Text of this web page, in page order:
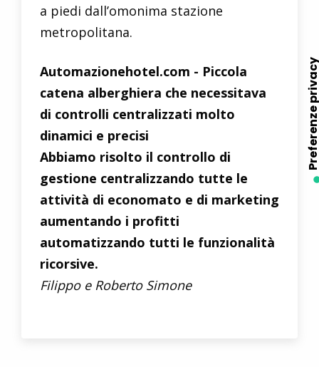
a piedi dall’omonima stazione
metropolitana.
Automazionehotel.com - Piccola
catena alberghiera che necessitava
di controlli centralizzati molto
dinamici e precisi
Abbiamo risolto il controllo di
gestione centralizzando tutte le
attività di economato e di marketing
aumentando i profitti
automatizzando tutti le funzionalità
ricorsive.
Filippo e Roberto Simone